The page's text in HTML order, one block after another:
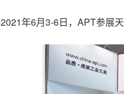
2021年6月3-6日，APT参展